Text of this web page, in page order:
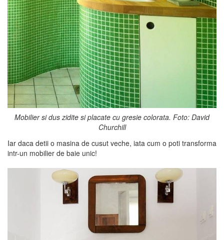
Mobilier si dus zidite si placate cu gresie colorata. Foto: David
Churchill
Iar daca detii o masina de cusut veche, iata cum o poti transforma
intr-un mobilier de baie unic!